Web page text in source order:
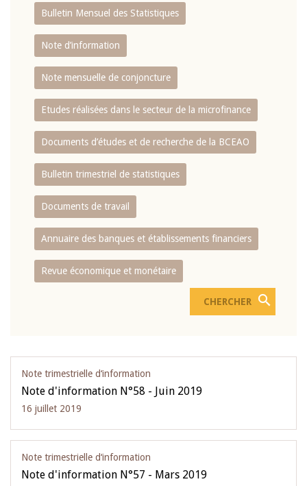
Bulletin Mensuel des Statistiques
Note d’information
Note mensuelle de conjoncture
Etudes réalisées dans le secteur de la microfinance
Documents d’études et de recherche de la BCEAO
Bulletin trimestriel de statistiques
Documents de travail
Annuaire des banques et établissements financiers
Revue économique et monétaire
Note trimestrielle d‘information
Note d'information N°58 - Juin 2019
16 juillet 2019
Note trimestrielle d‘information
Note d'information N°57 - Mars 2019